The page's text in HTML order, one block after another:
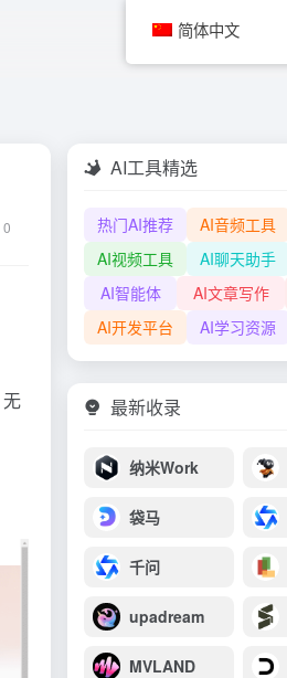
0
AI工具精选
热门AI推荐 AI音频工具
AI视频工具
AI聊天助手
AI智能体
AI文章写作
AI开发平台
AI学习资源
最新收录
纳米Work
袋马
千问
upadream
MVLAND
简体中文